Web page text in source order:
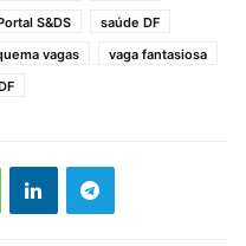
S&DS
saúde DF
vagas
vaga fantasiosa